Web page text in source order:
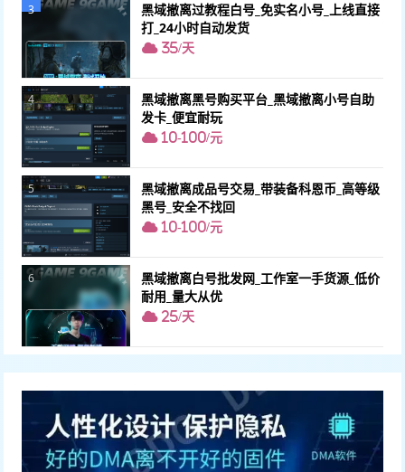
3
黑域撤离过教程白号_免实名小号_上线直接
打_24小时自动发货
35/天
4
黑域撤离黑号购买平台_黑域撤离小号自助
发卡_便宜耐玩
10-100/元
5
黑域撤离成品号交易_带装备科恩币_高等级
黑号_安全不找回
10-100/元
6
黑域撤离白号批发网_工作室一手货源_低价
耐用_量大从优
25/天